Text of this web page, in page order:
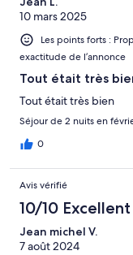
10 mars 2025
Les points forts :
exactitude de l’annonce
Tout était très
Tout était très bien
Séjour de 2 nuits en
0
Avis vérifié
10/10 Excellent
Jean michel V.
7 août 2024